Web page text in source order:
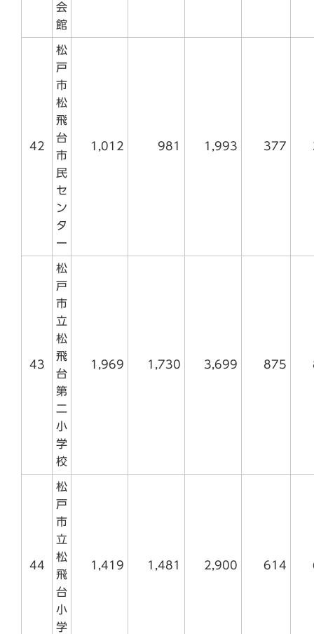
会
館
42
松
戸
市
松
飛
台
市
民
セ
ン
タ
ー
1,012 981 1,993 377
43
松
戸
市
立
松
飛
台
第
二
小
学
校
1,969 1,730 3,699 875
44
松
戸
市
立
松
飛
台
小
学
1,419 1,481 2,900 614